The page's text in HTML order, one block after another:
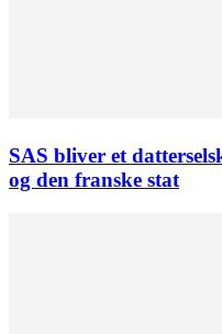
SAS bliver et
og den franske stat